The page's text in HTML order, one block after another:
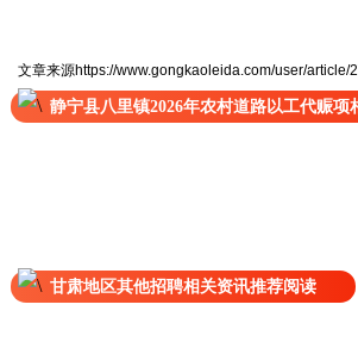
文章来源https://www.gongkaoleida.com/user/article/
静宁县八里镇2026年农村道路以工代赈项
甘肃地区其他招聘相关资讯推荐阅读